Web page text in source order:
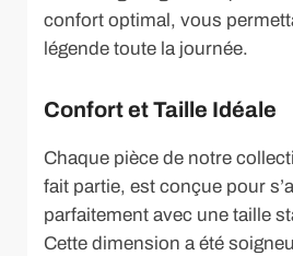
confort optimal, vous
légende toute la journée.
Confort et Taille Idéale
Chaque pièce de notre
fait partie, est conçue pour
parfaitement avec une taille
Cette dimension a été